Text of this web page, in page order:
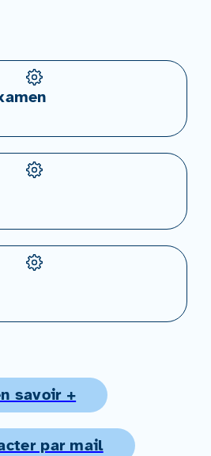
savoir +
par mail